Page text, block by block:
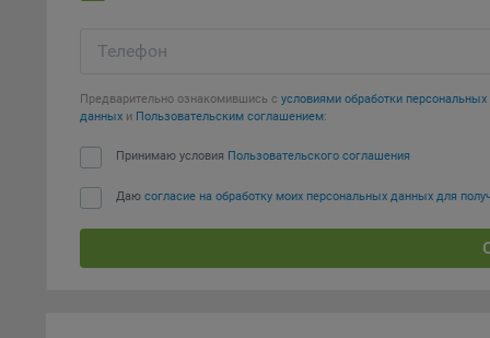
Телефон
Предварительно ознакомившись с условиями обработки
данных и Пользовательским соглашением:
Принимаю условия Пользовательского соглашения
Даю согласие на обработку моих персональных данных для